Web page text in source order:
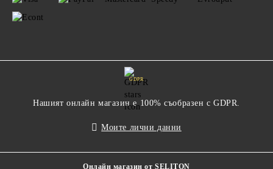
GDPR
Нашият онлайн магазин е 100% съобразен с GDPR.
Моите лични данни
Онлайн магазин от SELITON